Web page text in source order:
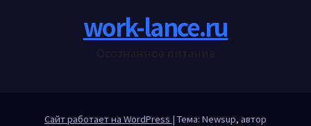
work-lance.ru
Сайт работает на WordPress | Тема: Newsup, автор